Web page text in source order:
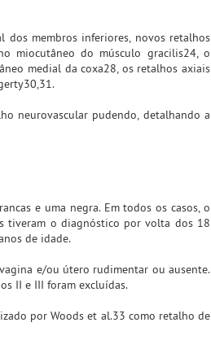
membros inferiores, novos retalhos
miocutâneo do músculo gracilis24, o
medial da coxa28, os retalhos axiais
neurovascular pudendo, detalhando a
e uma negra. Em todos os casos, o
tiveram o diagnóstico por volta dos 18
de idade.
e/ou útero rudimentar ou ausente.
II e III foram excluídas.
por Woods et al.33 como retalho de